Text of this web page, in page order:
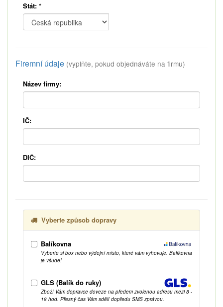
Stát: *
Firemní údaje (vyplňte, pokud objednáváte na firmu)
Název firmy:
IČ:
DIČ:
Vyberte způsob dopravy
Balíkovna
Vyberte si box nebo výdejní místo, které vám vyhovuje. Balíkovna
je všude!
GLS (Balík do ruky)
Zboží Vám dopravce doveze na předem zvolenou adresu mezi 8 -
18 hod. Přesný čas Vám sdělí dopředu SMS zprávou.